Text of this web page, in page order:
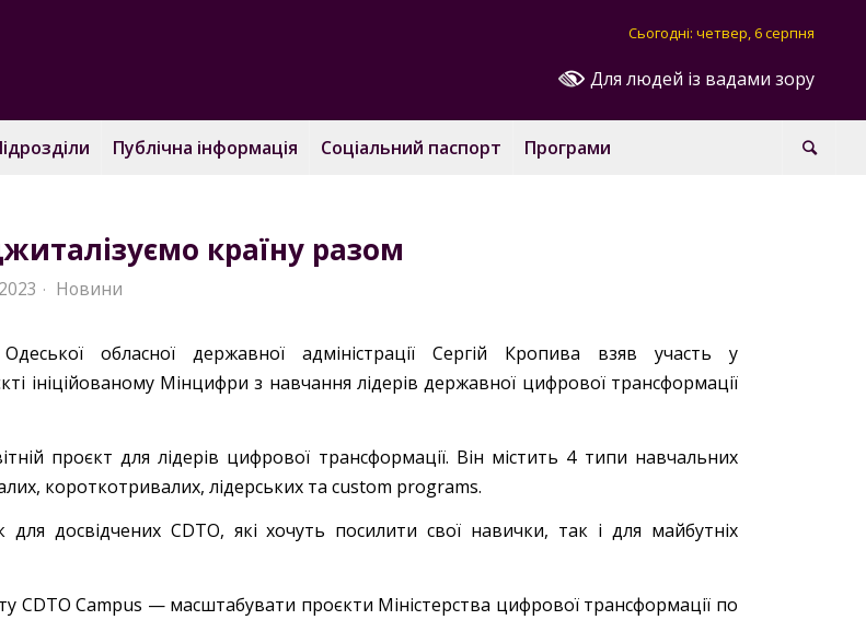
Для людей із вадами зору
Сьогодні: четвер, 6 серпня
Публічна інформація Соціальний паспорт Програми
країну разом
· Новини
обласної державної адміністрації Сергій Кропива взяв участь у
ініційованому Мінцифри з навчання лідерів державної цифрової трансформації
проєкт для лідерів цифрової трансформації. Він містить 4 типи навчальних
короткотривалих, лідерських та custom programs.
для досвідчених CDTO, які хочуть посилити свої навички, так і для майбутніх
CDTO Campus — масштабувати проєкти Міністерства цифрової трансформації по